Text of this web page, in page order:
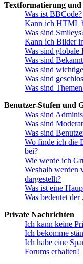
Textformatierung und
Was ist BBCode?
Kann ich HTML
Was sind
Kann ich Bilder
Was sind globale
Was sind
Was sind
Was sind
Was sind
Benutzer-Stufen und
Was sind
Was sind
Was sind
Wo finde ich die
bei?
Wie werde ich
Weshalb werden
dargestellt?
Was ist eine
Was bedeutet
Private Nachrichten
Ich kann keine
Ich bekomme
Ich habe eine
Forums erhalten!